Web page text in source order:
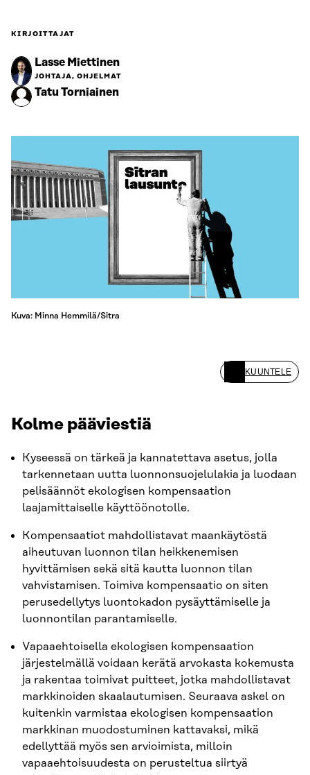
KIRJOITTAJAT
Lasse Miettinen
JOHTAJA, OHJELMAT
Tatu Torniainen
Kuva: Minna Hemmilä/Sitra
KUUNTELE
Kolme pääviestiä
Kyseessä on tärkeä ja kannatettava asetus, jolla
tarkennetaan uutta luonnonsuojelulakia ja luodaan
pelisäännöt ekologisen kompensaation
laajamittaiselle käyttöönotolle.
Kompensaatiot mahdollistavat maankäytöstä
aiheutuvan luonnon tilan heikkenemisen
hyvittämisen sekä sitä kautta luonnon tilan
vahvistamisen. Toimiva kompensaatio on siten
perusedellytys luontokadon pysäyttämiselle ja
luonnontilan parantamiselle.
Vapaaehtoisella ekologisen kompensaation
järjestelmällä voidaan kerätä arvokasta kokemusta
ja rakentaa toimivat puitteet, jotka mahdollistavat
markkinoiden skaalautumisen. Seuraava askel on
kuitenkin varmistaa ekologisen kompensaation
markkinan muodostuminen kattavaksi, mikä
edellyttää myös sen arvioimista, milloin
vapaaehtoisuudesta on perusteltua siirtyä